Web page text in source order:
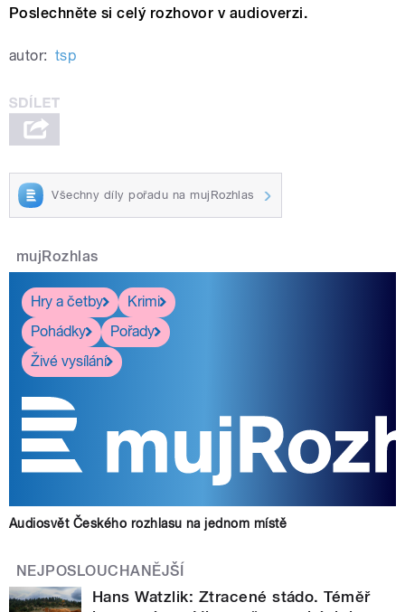
Poslechněte si celý rozhovor v audioverzi.
autor: tsp
Všechny díly pořadu na mujRozhlas
mujRozhlas
Hry a četby
Krimi
Pohádky
Pořady
Živé vysílání
Audiosvět Českého rozhlasu na jednom místě
NEJPOSLOUCHANĚJŠÍ
Hans Watzlik: Ztracené stádo. Téměř